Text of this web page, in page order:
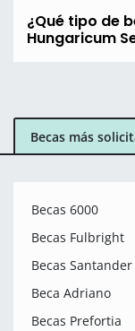
¿Qué tipo de
Hungaricum
Becas más
Becas 6000
Becas Fulbright
Becas
Beca Adriano
Becas Prefortia